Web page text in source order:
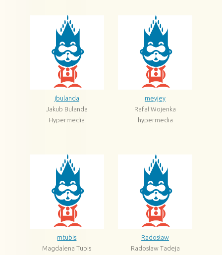
jbulanda
Jakub Bulanda
Hypermedia
meyjey
Rafał Wojenka
hypermedia
mtubis
Magdalena Tubis
Radosław
Radosław Tadeja